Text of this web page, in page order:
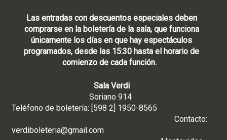
Las entradas con descuentos especiales deben
comprarse en la boletería de la sala, que funciona
únicamente los días en que hay espectáculos
programados, desde las 15:30 hasta el horario de
comienzo de cada función.
Sala Verdi
Soriano 914
Teléfono de boletería: [598 2] 1950-8565
Contacto:
verdiboleteria@gmail.com